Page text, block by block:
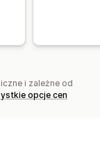
i zależne od
opcje cen